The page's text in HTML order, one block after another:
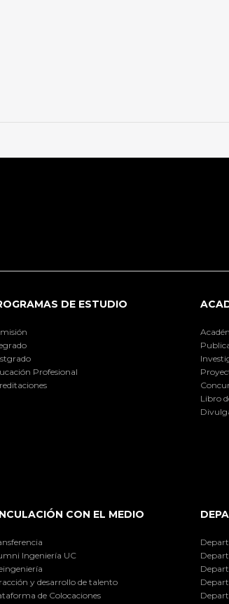
DE ESTUDIO
Profesional
Libro
CON EL MEDIO
Ingeniería UC
y desarrollo de talento
de Colocaciones